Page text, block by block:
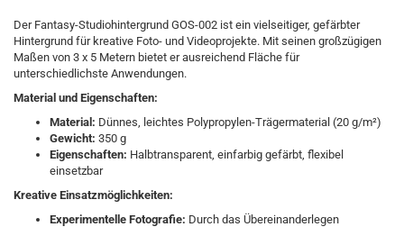
Der Fantasy-Studiohintergrund GOS-002 ist ein vielseitiger, gefärbter
Hintergrund für kreative Foto- und Videoprojekte. Mit seinen großzügigen
Maßen von 3 x 5 Metern bietet er ausreichend Fläche für
unterschiedlichste Anwendungen.
Material und Eigenschaften:
Material: Dünnes, leichtes Polypropylen-Trägermaterial (20 g/m²)
Gewicht: 350 g
Eigenschaften: Halbtransparent, einfarbig gefärbt, flexibel
einsetzbar
Kreative Einsatzmöglichkeiten:
Experimentelle Fotografie: Durch das Übereinanderlegen